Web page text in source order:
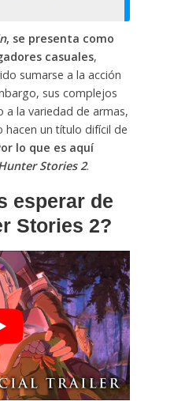
, se presenta como
casuales,
sumarse a la acción
sus complejos
a la variedad de armas,
hacen un título difícil de
lo que es aquí
Stories 2.
esperar de
Stories 2?